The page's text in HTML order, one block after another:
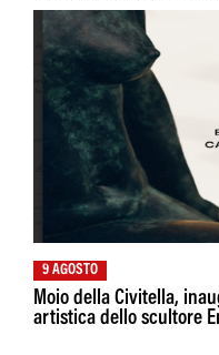
9 AGOSTO
Moio della Civitella,
artistica dello scultore